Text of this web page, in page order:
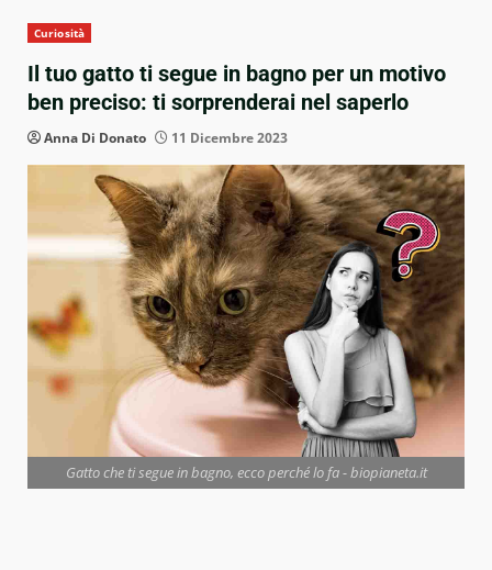
Curiosità
Il tuo gatto ti segue in bagno per un motivo
ben preciso: ti sorprenderai nel saperlo
Anna Di Donato 11 Dicembre 2023
Gatto che ti segue in bagno, ecco perché lo fa - biopianeta.it